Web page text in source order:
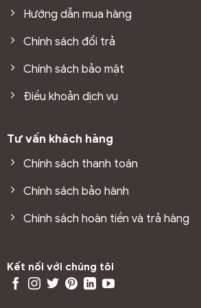
2. Cấu tạo sàn gỗ công nghiệp
Loại sàn gỗ này có kết cấu từ 5 phần
khóa. 5 phần liên kết và bổ trợ cho
chắc chắn, tăng tuổi thọ sử dụng.
Lớp bề mặt
nhựa tổng hợp và oxit nhôm. Giúp
trầy xước, trơn trượt, thấm nước, va
Hướng dẫn mua hàng
Chính sách đổi trả
Chính sách bảo mật
Điều khoản dịch vụ
Tư vấn khách hàng
Chính sách thanh toán
Chính sách bảo hành
Chính sách hoàn tiền và trả hàng
Kết nối với chúng tôi